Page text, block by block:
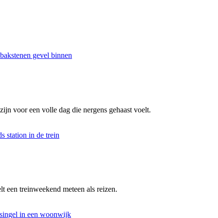
voor een volle dag die nergens gehaast voelt.
een treinweekend meteen als reizen.